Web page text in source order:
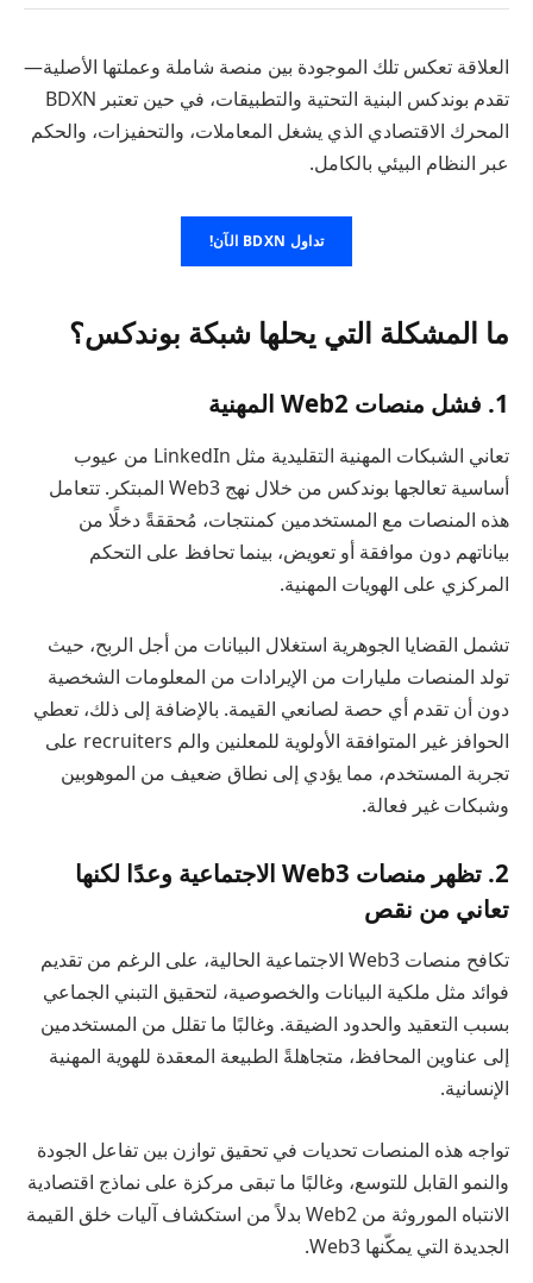
العلاقة تعكس تلك الموجودة بين منصة شاملة وعملتها الأصلية—
تقدم بوندكس البنية التحتية والتطبيقات، في حين تعتبر BDXN
المحرك الاقتصادي الذي يشغل المعاملات، والتحفيزات، والحكم
عبر النظام البيئي بالكامل.
تداول BDXN الآن!
ما المشكلة التي يحلها شبكة بوندكس؟
1. فشل منصات Web2 المهنية
تعاني الشبكات المهنية التقليدية مثل LinkedIn من عيوب
أساسية تعالجها بوندكس من خلال نهج Web3 المبتكر. تتعامل
هذه المنصات مع المستخدمين كمنتجات، مُحققةً دخلًا من
بياناتهم دون موافقة أو تعويض، بينما تحافظ على التحكم
المركزي على الهويات المهنية.
تشمل القضايا الجوهرية استغلال البيانات من أجل الربح، حيث
تولد المنصات مليارات من الإيرادات من المعلومات الشخصية
دون أن تقدم أي حصة لصانعي القيمة. بالإضافة إلى ذلك، تعطي
الحوافز غير المتوافقة الأولوية للمعلنين والم recruiters على
تجربة المستخدم، مما يؤدي إلى نطاق ضعيف من الموهوبين
وشبكات غير فعالة.
2. تظهر منصات Web3 الاجتماعية وعدًا لكنها
تعاني من نقص
تكافح منصات Web3 الاجتماعية الحالية، على الرغم من تقديم
فوائد مثل ملكية البيانات والخصوصية، لتحقيق التبني الجماعي
بسبب التعقيد والحدود الضيقة. وغالبًا ما تقلل من المستخدمين
إلى عناوين المحافظ، متجاهلةً الطبيعة المعقدة للهوية المهنية
الإنسانية.
تواجه هذه المنصات تحديات في تحقيق توازن بين تفاعل الجودة
والنمو القابل للتوسع، وغالبًا ما تبقى مركزة على نماذج اقتصادية
الانتباه الموروثة من Web2 بدلاً من استكشاف آليات خلق القيمة
الجديدة التي يمكّنها Web3.